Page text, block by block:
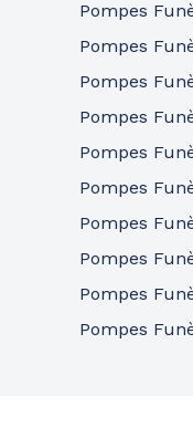
Consulter
Ivry-sur-
87 Avenue
Consulter
Pompes
Pompes
Pompes
Pompes
Pompes
Pompes
Pompes
Pompes
Pompes
Pompes